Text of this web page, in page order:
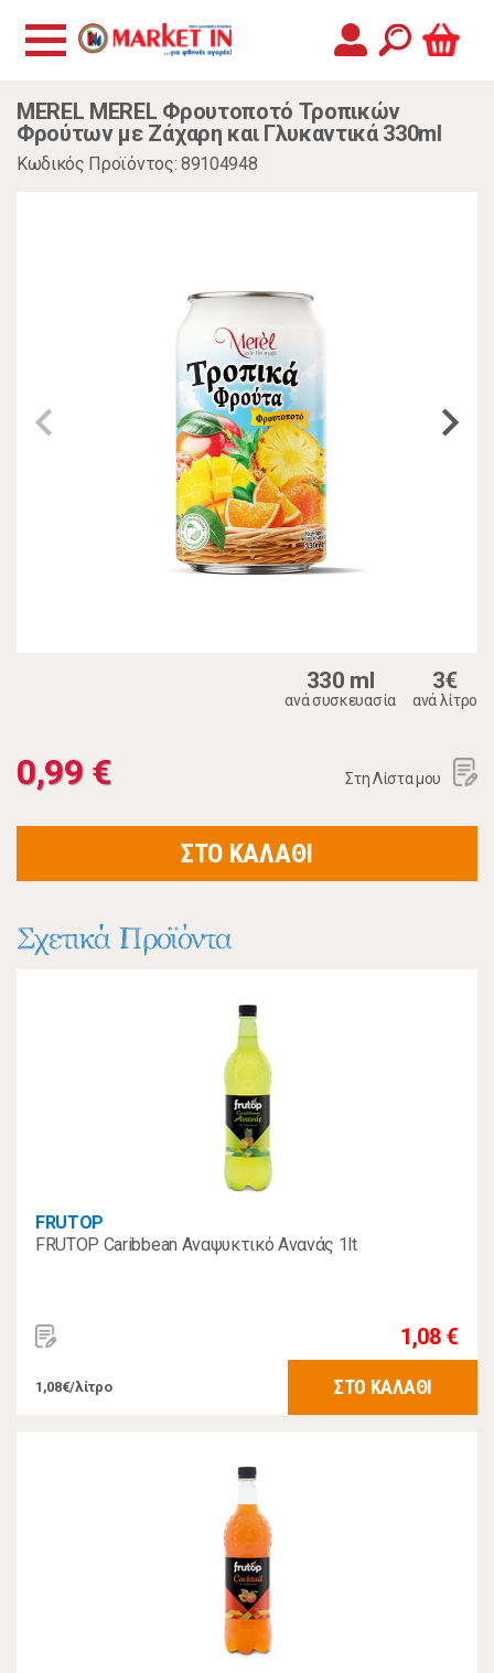
MEREL MEREL Φρουτοποτό Τροπικών
Φρούτων με Ζάχαρη και Γλυκαντικά 330ml
Κωδικός Προϊόντος: 89104948
330 ml
ανά συσκευασία
3€
ανά λίτρο
0,99 € Στη Λίστα μου
ΣΤΟ ΚΑΛΑΘΙ
Σχετικά Προϊόντα
FRUTOP
FRUTOP Caribbean Αναψυκτικό Ανανάς 1lt
1,08 €
1,08€/λίτρο ΣΤΟ ΚΑΛΑΘΙ